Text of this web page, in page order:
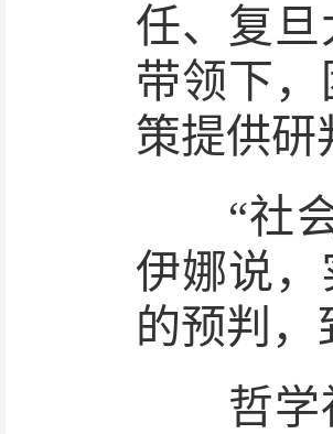
任、复
带领下
策提供研
“社会
伊娜说
的预判，
哲学社